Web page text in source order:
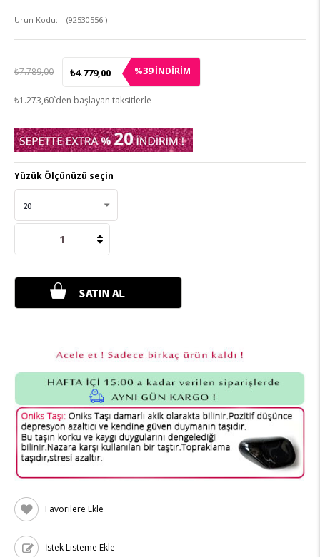
(92530556 )
₺7.789,00 ₺4.779,00 %39İNDIRIM
₺1.273,60`den başlayan taksitlerle
Yüzük Ölçünüzü seçin
Favorilere Ekle
İstek Listeme Ekle